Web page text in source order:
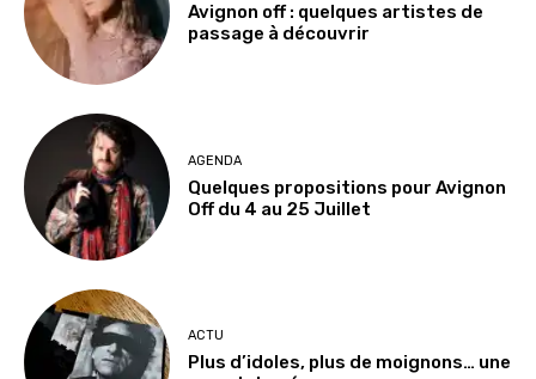
Avignon off : quelques artistes de
passage à découvrir
AGENDA
Quelques propositions pour Avignon
Off du 4 au 25 Juillet
ACTU
Plus d’idoles, plus de moignons… une